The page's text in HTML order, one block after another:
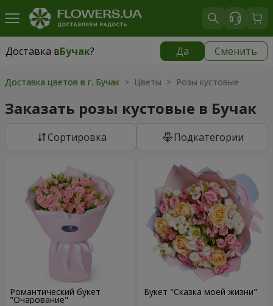
Доставка вБучак? Да Сменить
Доставка вБучак|
Доставка цветов в г. Бучак > Цветы > Розы кустовые
Заказать розы кустовые в Бучак
Cортировка Подкатегории
Романтический букет
"Очарование"
Букет "Сказка моей жизни"